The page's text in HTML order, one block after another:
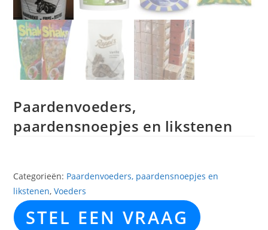
Paardenvoeders,
paardensnoepjes en likstenen
Categorieën: Paardenvoeders, paardensnoepjes en
likstenen,Voeders
STEL EEN VRAAG